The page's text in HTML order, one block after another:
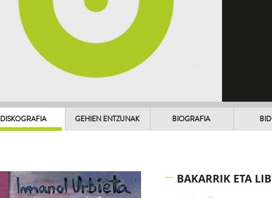
DISKOGRAFIA GEHIEN ENTZUNAK BIOGRAFIA
BAKARRIK ETA